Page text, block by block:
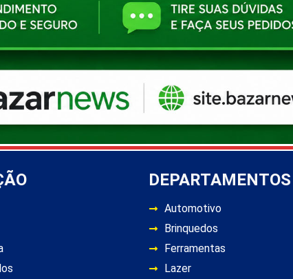
DEPARTAMENTOS
Automotivo
Brinquedos
Ferramentas
Lazer